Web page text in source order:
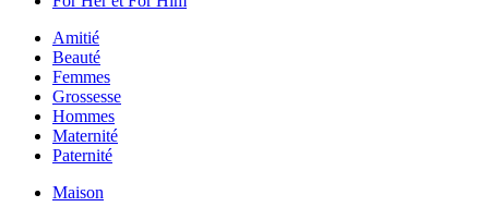
Amitié
Beauté
Femmes
Grossesse
Hommes
Maternité
Paternité
Maison